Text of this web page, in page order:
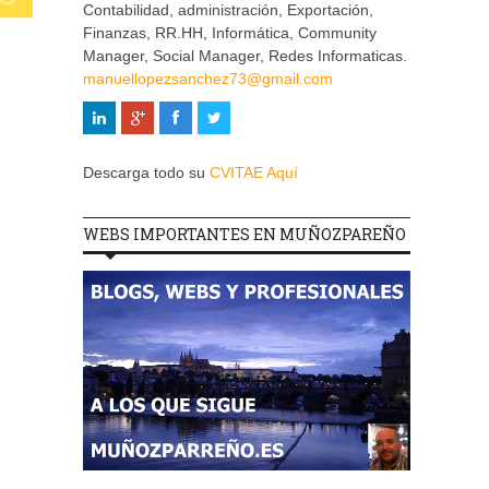
Contabilidad, administración, Exportación,
Finanzas, RR.HH, Informática, Community
Manager, Social Manager, Redes Informaticas.
manuellopezsanchez73@gmail.com
Descarga todo su CVITAE Aquí
WEBS IMPORTANTES EN MUÑOZPAREÑO